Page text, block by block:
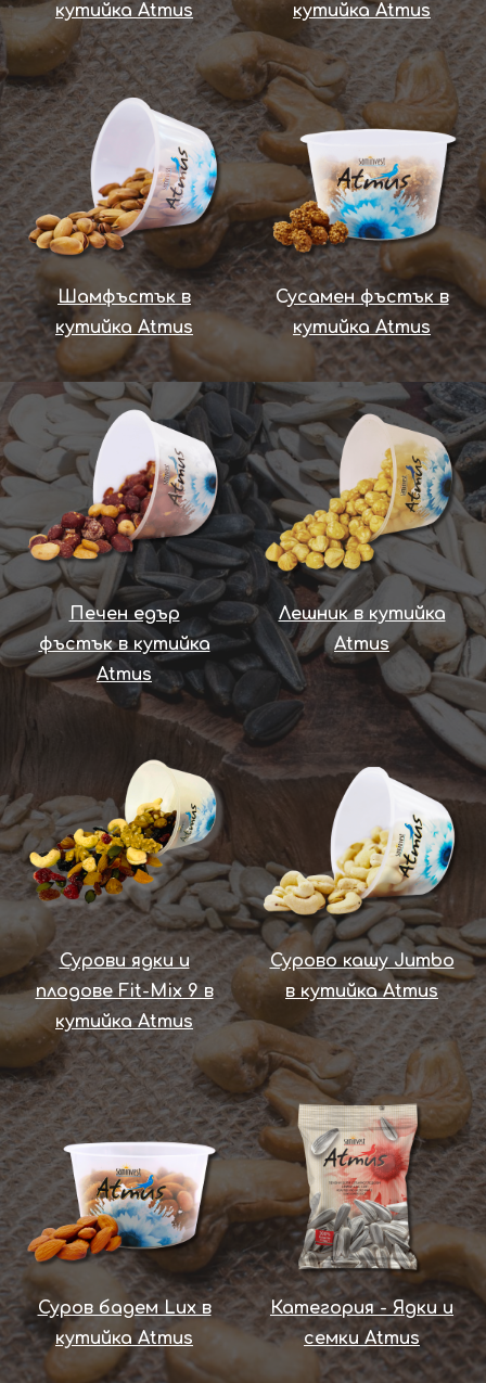
кутийка Atmus
кутийка Atmus
Шамфъстък в
кутийка Atmus
Сусамен фъстък в
кутийка Atmus
Печен едър
фъстък в кутийка
Atmus
Лешник в кутийка
Atmus
Сурови ядки и
плодове Fit-Mix 9 в
кутийка Atmus
Сурово кашу Jumbo
в кутийка Atmus
Суров бадем Lux в
кутийка Atmus
Категория - Ядки и
семки Atmus